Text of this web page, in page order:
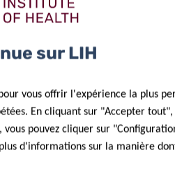
sur LIH
vous offrir l'expérience la plus
En cliquant sur "Accepter tout",
pouvez cliquer sur
d'informations sur la manière